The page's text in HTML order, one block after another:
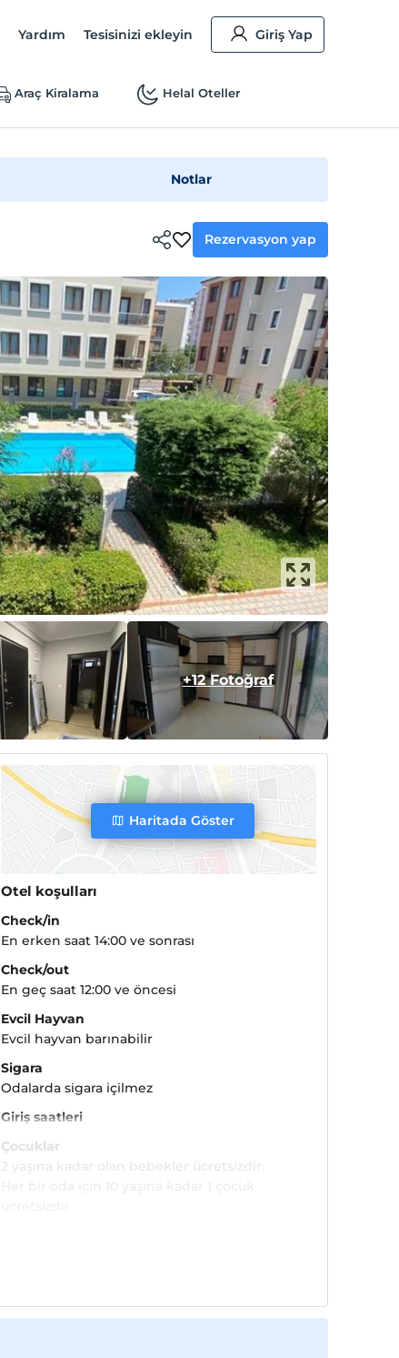
Yardım Tesisinizi ekleyin Giriş Yap
Araç Kiralama Helal Oteller
Notlar
Rezervasyon yap
+12 Fotoğraf
Haritada Göster
Otel koşulları
Check/in
En erken saat 14:00 ve sonrası
Check/out
En geç saat 12:00 ve öncesi
Evcil Hayvan
Evcil hayvan barınabilir
Sigara
Odalarda sigara içilmez
Giriş saatleri
Çocuklar
2 yaşına kadar olan bebekler ücretsizdir.